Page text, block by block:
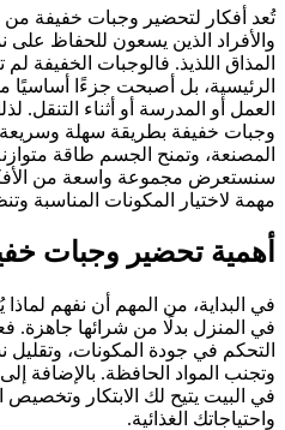
تُعد أفكار لتحضير وجبات خفيفة من
والأفراد الذين يسعون للحفاظ
المذاق اللذيذ. فالوجبات الخفيفة
الرئيسية، بل أصبحت جزءًا أساسيًا
العمل أو المدرسة أو أثناء التنقل.
وجبات خفيفة بطريقة سهلة
المصنعة، وتمنح الجسم طاقة
سنستعرض مجموعة واسعة من
مهمة لاختيار المكونات المناسبة
أهمية تحضير وجبات
في البداية، من المهم أن نفهم
في المنزل بدلًا من شرائها جاهزة.
التحكم في جودة المكونات،
وتجنب المواد الحافظة. بالإضافة
في البيت يتيح لك الابتكار
واحتياجاتك الغذائية.